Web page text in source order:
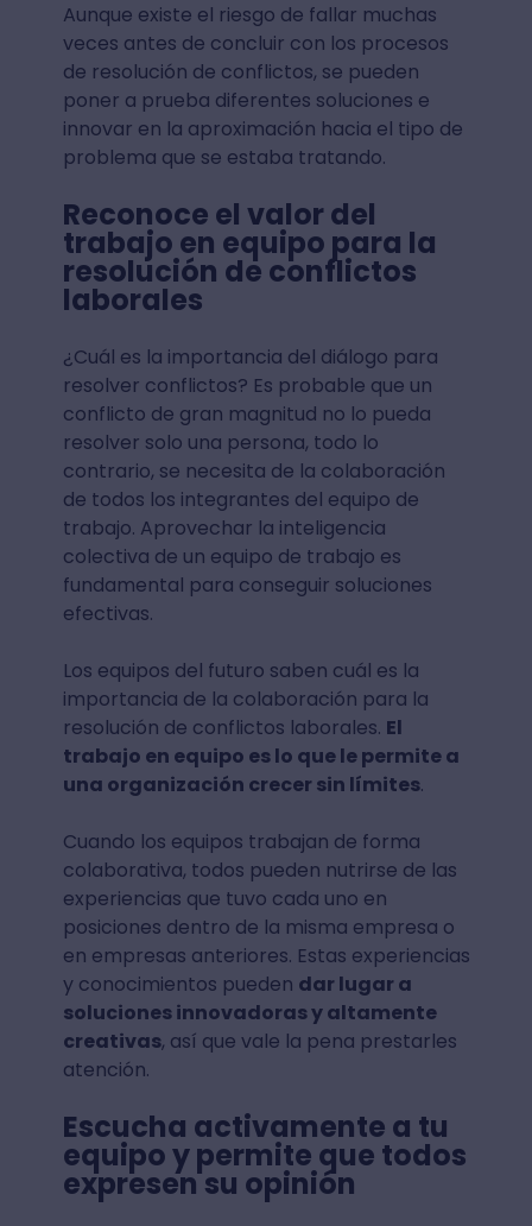
Aunque existe el riesgo de fallar muchas
veces antes de concluir con los procesos
de resolución de conflictos, se pueden
poner a prueba diferentes soluciones e
innovar en la aproximación hacia el tipo de
problema que se estaba tratando.
Reconoce el valor del
trabajo en equipo para la
resolución de conflictos
laborales
¿Cuál es la importancia del diálogo para
resolver conflictos? Es probable que un
conflicto de gran magnitud no lo pueda
resolver solo una persona, todo lo
contrario, se necesita de la colaboración
de todos los integrantes del equipo de
trabajo. Aprovechar la inteligencia
colectiva de un equipo de trabajo es
fundamental para conseguir soluciones
efectivas.
Los equipos del futuro saben cuál es la
importancia de la colaboración para la
resolución de conflictos laborales. El
trabajo en equipo es lo que le permite a
una organización crecer sin límites.
Cuando los equipos trabajan de forma
colaborativa, todos pueden nutrirse de las
experiencias que tuvo cada uno en
posiciones dentro de la misma empresa o
en empresas anteriores. Estas experiencias
y conocimientos pueden dar lugar a
soluciones innovadoras y altamente
creativas, así que vale la pena prestarles
atención.
Escucha activamente a tu
equipo y permite que todos
expresen su opinión